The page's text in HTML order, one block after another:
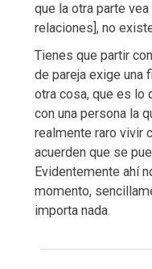
que la otra parte
relaciones], no
Tienes que partir
de pareja exige una
otra cosa, que es lo
con una persona la
realmente raro vivir
acuerden que se
Evidentemente ahí
momento,
importa nada.